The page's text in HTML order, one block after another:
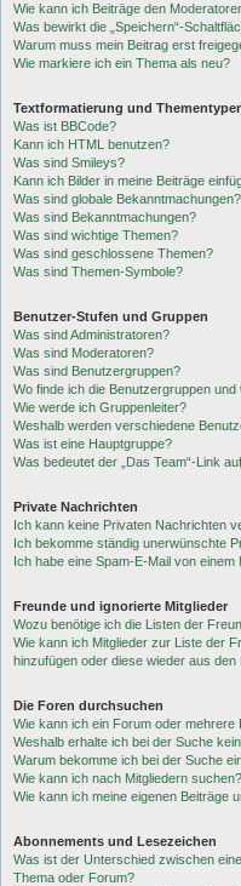
Wie kann ich Beiträge den
Was bewirkt die „Speichern“-
Warum muss mein Beitrag erst
Wie markiere ich ein Thema als neu?
Textformatierung und
Was ist BBCode?
Kann ich HTML benutzen?
Was sind Smileys?
Kann ich Bilder in meine Beiträge
Was sind globale Bekanntmachungen?
Was sind Bekanntmachungen?
Was sind wichtige Themen?
Was sind geschlossene Themen?
Was sind Themen-Symbole?
Benutzer-Stufen und Gruppen
Was sind Administratoren?
Was sind Moderatoren?
Was sind Benutzergruppen?
Wo finde ich die Benutzergruppen und
Wie werde ich Gruppenleiter?
Weshalb werden verschiedene
Was ist eine Hauptgruppe?
Was bedeutet der „Das Team“-Link
Private Nachrichten
Ich kann keine Privaten Nachrichten
Ich bekomme ständig unerwünschte
Ich habe eine Spam-E-Mail von
Freunde und ignorierte Mitglieder
Wozu benötige ich die Listen der
Wie kann ich Mitglieder zur Liste der
hinzufügen oder diese wieder aus den
Die Foren durchsuchen
Wie kann ich ein Forum oder
Weshalb erhalte ich bei der Suche
Warum bekomme ich bei der Suche
Wie kann ich nach Mitgliedern suchen?
Wie kann ich meine eigenen Beiträge
Abonnements und Lesezeichen
Was ist der Unterschied zwischen
Thema oder Forum?